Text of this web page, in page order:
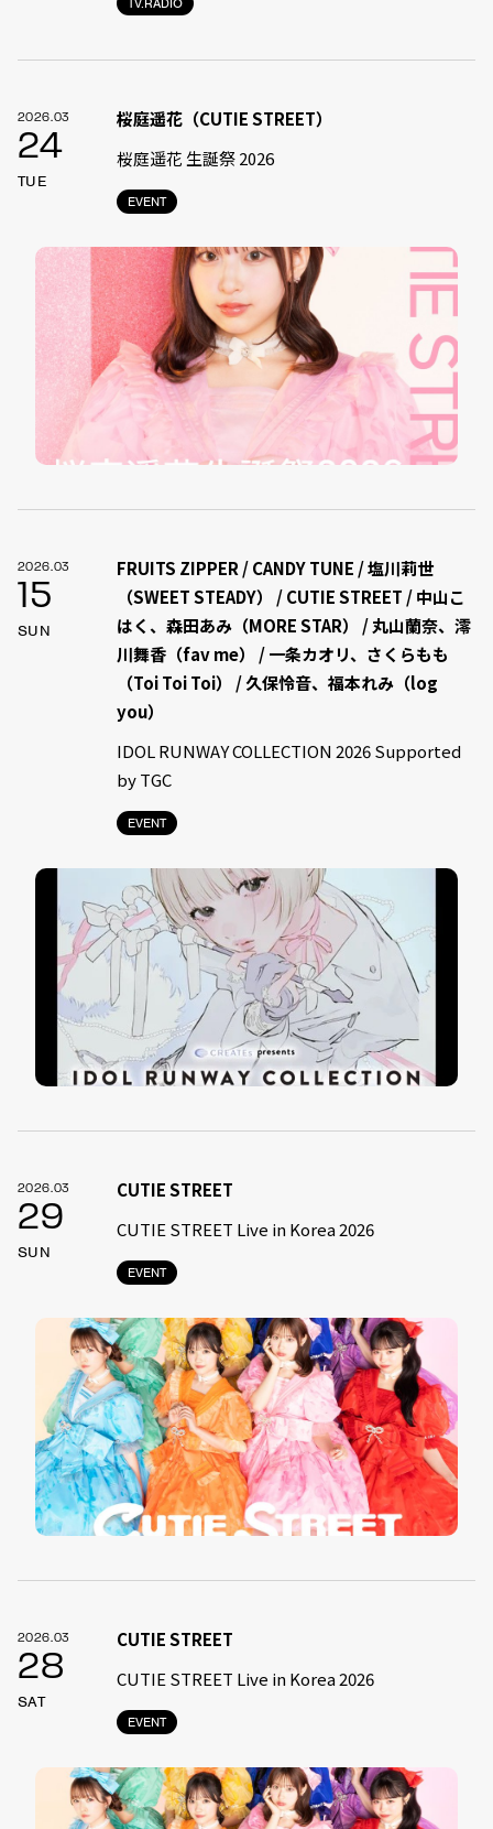
2026.03
24
TUE
EVENT
桜庭遥花（CUTIE STREET）
桜庭遥花 生誕祭 2026
2026.03
15
SUN
EVENT
FRUITS ZIPPER / CANDY TUNE / 塩川莉世
（SWEET STEADY） / CUTIE STREET / 中山こ
はく、森田あみ（MORE STAR） / 丸山蘭奈、澪
川舞香（fav me） / 一条カオリ、さくらもも
（Toi Toi Toi） / 久保怜音、福本れみ（log
you）
IDOL RUNWAY COLLECTION 2026 Supported
by TGC
2026.03
29
SUN
EVENT
CUTIE STREET
CUTIE STREET Live in Korea 2026
2026.03
28
SAT
EVENT
CUTIE STREET
CUTIE STREET Live in Korea 2026